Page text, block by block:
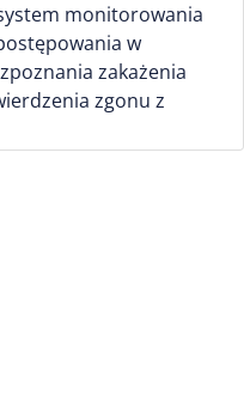
monitorowania
w
zakażenia
zgonu z